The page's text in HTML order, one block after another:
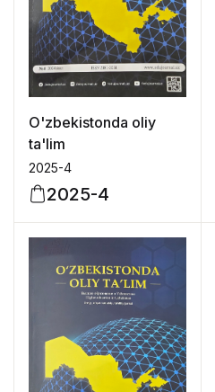
O'zbekistonda oliy
ta'lim
2025-4
2025-4